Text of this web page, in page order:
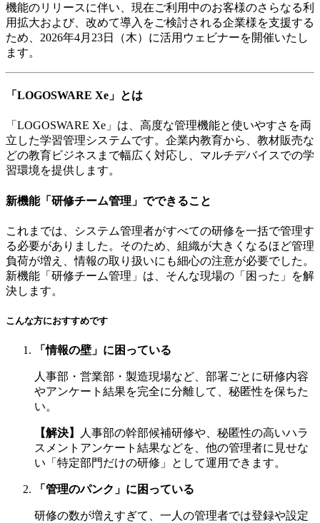
機能のリリースに伴い、現在ご利用中のお客様のさらなる利
用拡大および、改めて導入をご検討される企業様を支援する
ため、2026年4月23日（木）に活用ウェビナーを開催いたし
ます。
「LOGOSWARE Xe」とは
「LOGOSWARE Xe」は、高度な管理機能と使いやすさを両
立した学習管理システムです。企業内教育から、教材販売な
どの教育ビジネスまで幅広く対応し、マルチデバイスでの学
習環境を提供します。
新機能「研修チーム管理」でできること
これまでは、システム管理者がすべての研修を一括で管理す
る必要がありました。そのため、組織が大きくなるほど管理
負荷が増え、情報の取り扱いにも細心の注意が必要でした。
新機能「研修チーム管理」は、そんな現場の「困った」を解
決します。
こんな方におすすめです
「情報の壁」に困っている
人事部・営業部・製造現場など、部署ごとに研修内容
やアンケート結果を完全に分離して、秘匿性を保ちた
い。
【解決】
人事部の幹部候補研修や、秘匿性の高いハラ
スメントアンケート結果などを、他の管理者に見せな
い「特定部門だけの研修」として運用できます。
「管理のパンク」に困っている
研修の数が増えすぎて、一人の管理者では登録や設定